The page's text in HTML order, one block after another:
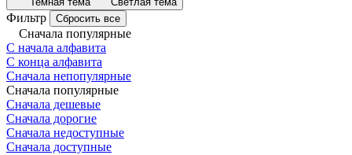
Фильтр Сбросить все
Сначала популярные
С начала алфавита
С конца алфавита
Сначала непопулярные
Сначала популярные
Сначала дешевые
Сначала дорогие
Сначала недоступные
Сначала доступные